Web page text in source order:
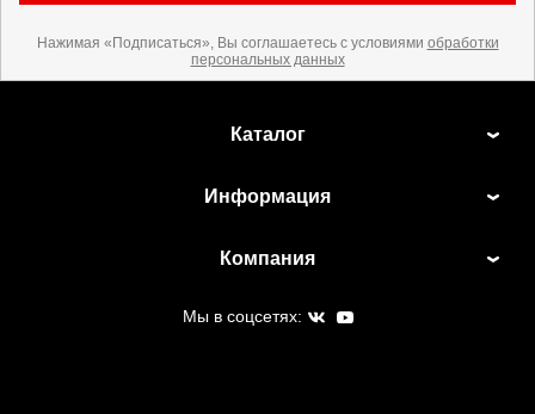
Нажимая «Подписаться», Вы соглашаетесь с условиями обработки
персональных данных
Каталог
Информация
Компания
Мы в соцсетях: